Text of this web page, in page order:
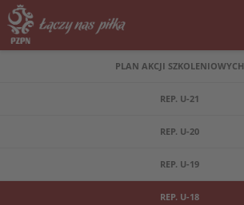
PLAN AKCJI SZKOLENIOWYCH
REP. U-21
REP. U-20
REP. U-19
REP. U-18